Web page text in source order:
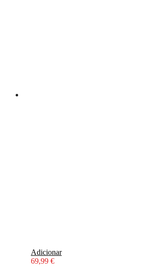
Adicionar
69,99 €